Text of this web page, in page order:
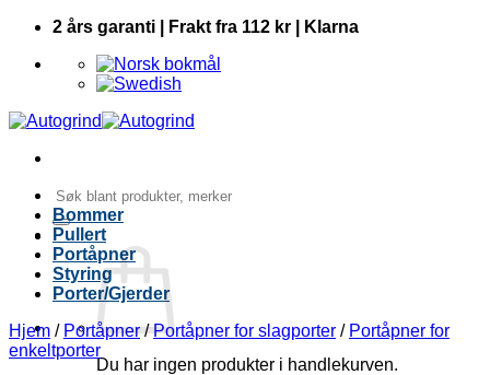
Skip
content
2 års garanti | Frakt fra 112 kr | Klarna
Søk
etter:
Du har ingen produkter i handlekurven.
Bommer
Pullert
Portåpner
Styring
Porter/Gjerder
Hjem / Portåpner / Portåpner for slagporter / Portåpner for
enkeltporter